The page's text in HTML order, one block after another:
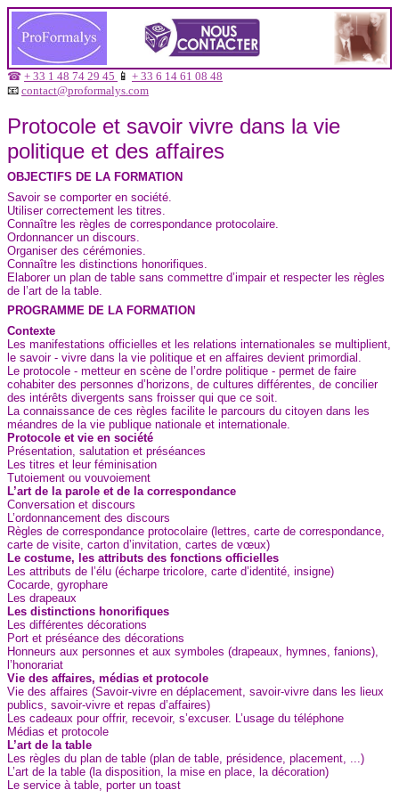
☎ + 33 1 48 74 29 45 📱 + 33 6 14 61 08 48
📧 contact@proformalys.com
Protocole et savoir vivre dans la vie
politique et des affaires
OBJECTIFS DE LA FORMATION
Savoir se comporter en société.
Utiliser correctement les titres.
Connaître les règles de correspondance protocolaire.
Ordonnancer un discours.
Organiser des cérémonies.
Connaître les distinctions honorifiques.
Elaborer un plan de table sans commettre d’impair et respecter les règles
de l’art de la table.
PROGRAMME DE LA FORMATION
Contexte
Les manifestations officielles et les relations internationales se multiplient,
le savoir - vivre dans la vie politique et en affaires devient primordial.
Le protocole - metteur en scène de l’ordre politique - permet de faire
cohabiter des personnes d’horizons, de cultures différentes, de concilier
des intérêts divergents sans froisser qui que ce soit.
La connaissance de ces règles facilite le parcours du citoyen dans les
méandres de la vie publique nationale et internationale.
Protocole et vie en société
Présentation, salutation et préséances
Les titres et leur féminisation
Tutoiement ou vouvoiement
L’art de la parole et de la correspondance
Conversation et discours
L’ordonnancement des discours
Règles de correspondance protocolaire (lettres, carte de correspondance,
carte de visite, carton d’invitation, cartes de vœux)
Le costume, les attributs des fonctions officielles
Les attributs de l’élu (écharpe tricolore, carte d’identité, insigne)
Cocarde, gyrophare
Les drapeaux
Les distinctions honorifiques
Les différentes décorations
Port et préséance des décorations
Honneurs aux personnes et aux symboles (drapeaux, hymnes, fanions),
l’honorariat
Vie des affaires, médias et protocole
Vie des affaires (Savoir-vivre en déplacement, savoir-vivre dans les lieux
publics, savoir-vivre et repas d’affaires)
Les cadeaux pour offrir, recevoir, s’excuser. L’usage du téléphone
Médias et protocole
L’art de la table
Les règles du plan de table (plan de table, présidence, placement, ...)
L’art de la table (la disposition, la mise en place, la décoration)
Le service à table, porter un toast